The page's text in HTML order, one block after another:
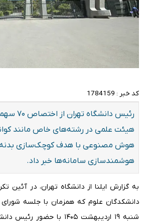
کد خبر : 1784159
رئیس
هیئت علمی در رشته‌های خاص مانند
هوش مصنوعی با هدف کوچک‌سازی بدنه
هوشمندسازی سامانه‌ها خبر داد.
به گزارش ایلنا از دانشگاه تهران، در آئین
دانشکدگان علوم که همزمان با جلسه
شنبه ۱۹ اردیبهشت ۱۴۰۵ با